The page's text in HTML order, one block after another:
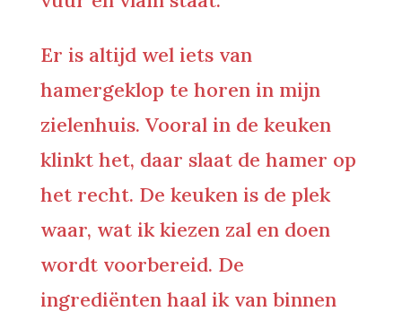
Er is altijd wel iets van
hamergeklop te horen in mijn
zielenhuis. Vooral in de keuken
klinkt het, daar slaat de hamer op
het recht. De keuken is de plek
waar, wat ik kiezen zal en doen
wordt voorbereid. De
ingrediënten haal ik van binnen